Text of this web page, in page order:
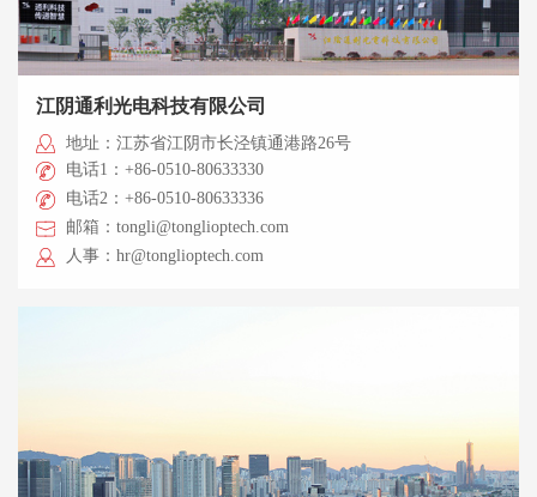
江阴通利光电科技有限公司
地址：江苏省江阴市长泾镇通港路26号
电话1：+86-0510-80633330
电话2：+86-0510-80633336
邮箱：tongli@tonglioptech.com
人事：hr@tonglioptech.com